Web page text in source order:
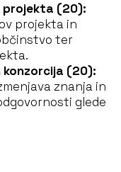
projekta (20):
projekta in
ter
konzorcija (20):
znanja in
glede